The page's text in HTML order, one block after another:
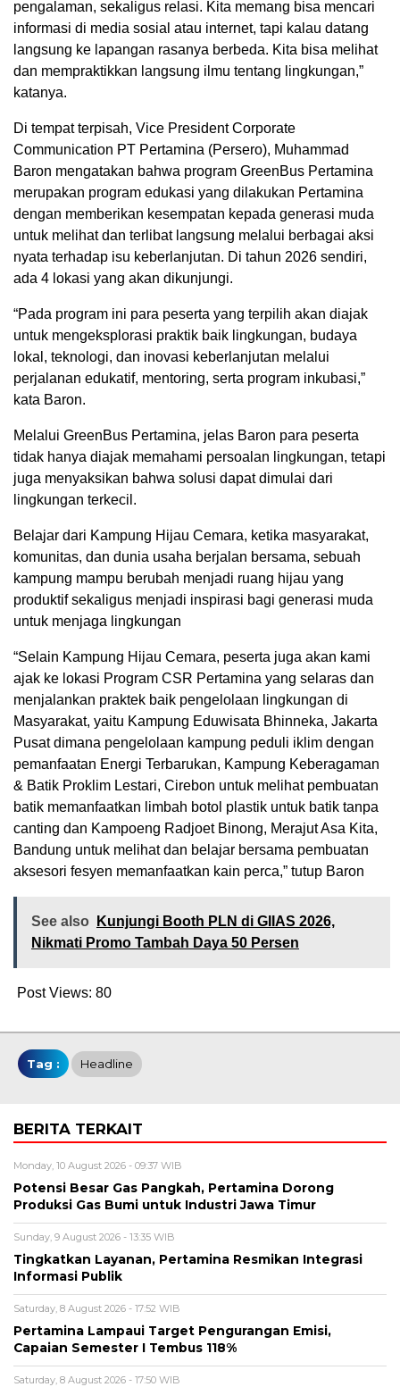
pengalaman, sekaligus relasi. Kita memang bisa mencari
informasi di media sosial atau internet, tapi kalau datang
langsung ke lapangan rasanya berbeda. Kita bisa melihat
dan mempraktikkan langsung ilmu tentang lingkungan,”
katanya.
Di tempat terpisah, Vice President Corporate
Communication PT Pertamina (Persero), Muhammad
Baron mengatakan bahwa program GreenBus Pertamina
merupakan program edukasi yang dilakukan Pertamina
dengan memberikan kesempatan kepada generasi muda
untuk melihat dan terlibat langsung melalui berbagai aksi
nyata terhadap isu keberlanjutan. Di tahun 2026 sendiri,
ada 4 lokasi yang akan dikunjungi.
“Pada program ini para peserta yang terpilih akan diajak
untuk mengeksplorasi praktik baik lingkungan, budaya
lokal, teknologi, dan inovasi keberlanjutan melalui
perjalanan edukatif, mentoring, serta program inkubasi,”
kata Baron.
Melalui GreenBus Pertamina, jelas Baron para peserta
tidak hanya diajak memahami persoalan lingkungan, tetapi
juga menyaksikan bahwa solusi dapat dimulai dari
lingkungan terkecil.
Belajar dari Kampung Hijau Cemara, ketika masyarakat,
komunitas, dan dunia usaha berjalan bersama, sebuah
kampung mampu berubah menjadi ruang hijau yang
produktif sekaligus menjadi inspirasi bagi generasi muda
untuk menjaga lingkungan
“Selain Kampung Hijau Cemara, peserta juga akan kami
ajak ke lokasi Program CSR Pertamina yang selaras dan
menjalankan praktek baik pengelolaan lingkungan di
Masyarakat, yaitu Kampung Eduwisata Bhinneka, Jakarta
Pusat dimana pengelolaan kampung peduli iklim dengan
pemanfaatan Energi Terbarukan, Kampung Keberagaman
& Batik Proklim Lestari, Cirebon untuk melihat pembuatan
batik memanfaatkan limbah botol plastik untuk batik tanpa
canting dan Kampoeng Radjoet Binong, Merajut Asa Kita,
Bandung untuk melihat dan belajar bersama pembuatan
aksesori fesyen memanfaatkan kain perca,” tutup Baron
See also
Kunjungi Booth PLN di GIIAS 2026,
Nikmati Promo Tambah Daya 50 Persen
Post Views: 80
Tag : Headline
BERITA TERKAIT
Monday, 10 August 2026 - 09:37 WIB
Potensi Besar Gas Pangkah, Pertamina Dorong
Produksi Gas Bumi untuk Industri Jawa Timur
Sunday, 9 August 2026 - 13:35 WIB
Tingkatkan Layanan, Pertamina Resmikan Integrasi
Informasi Publik
Saturday, 8 August 2026 - 17:52 WIB
Pertamina Lampaui Target Pengurangan Emisi,
Capaian Semester I Tembus 118%
Saturday, 8 August 2026 - 17:50 WIB